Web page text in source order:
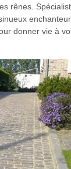
rênes.
donner vie à